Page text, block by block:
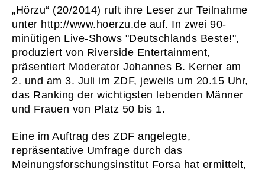
„Hörzu“ (20/2014) ruft ihre Leser zur Teilnahme
unter http://www.hoerzu.de auf. In zwei 90-
minütigen Live-Shows "Deutschlands Beste!",
produziert von Riverside Entertainment,
präsentiert Moderator Johannes B. Kerner am
2. und am 3. Juli im ZDF, jeweils um 20.15 Uhr,
das Ranking der wichtigsten lebenden Männer
und Frauen von Platz 50 bis 1.
Eine im Auftrag des ZDF angelegte,
repräsentative Umfrage durch das
Meinungsforschungsinstitut Forsa hat ermittelt,